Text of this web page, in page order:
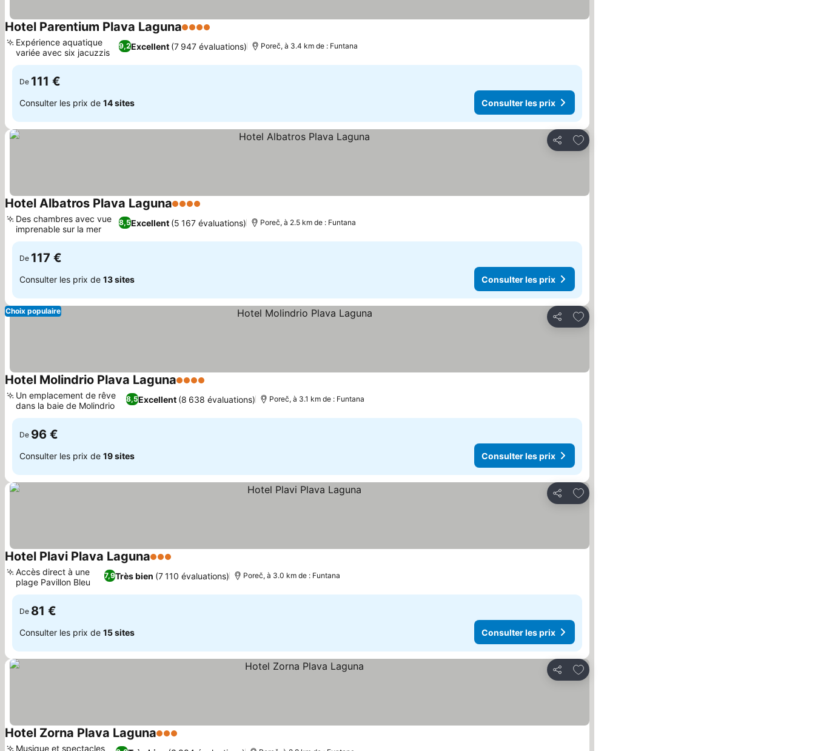
Hotel Parentium Plava Laguna4 Étoiles
9,2Excellent (7 947 évaluations)
Expérience aquatique
variée avec six jacuzzis
Poreč, à 3.4 km de : Funtana
De 111 €
Consulter les prix de 14 sites Consulter les prix
Partager
Ajouter à mes favoris
Hotel Albatros Plava Laguna4 Étoiles
8,5Excellent (5 167 évaluations)
Des chambres avec vue
imprenable sur la mer
Poreč, à 2.5 km de : Funtana
De 117 €
Consulter les prix de 13 sites Consulter les prix
Partager
Ajouter à mes favoris
Choix populaire
Hotel Molindrio Plava Laguna4 Étoiles
8,5Excellent (8 638 évaluations)
Un emplacement de rêve
dans la baie de Molindrio
Poreč, à 3.1 km de : Funtana
De 96 €
Consulter les prix de 19 sites Consulter les prix
Partager
Ajouter à mes favoris
Hotel Plavi Plava Laguna3 Étoiles
7,9Très bien (7 110 évaluations)
Accès direct à une
plage Pavillon Bleu
Poreč, à 3.0 km de : Funtana
De 81 €
Consulter les prix de 15 sites Consulter les prix
Partager
Ajouter à mes favoris
Hotel Zorna Plava Laguna3 Étoiles
Musique et spectacles